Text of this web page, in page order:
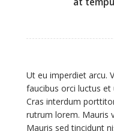
Ut eu imperdiet arcu.
faucibus orci luctus et
Cras interdum
rutrum lorem. Mauris
Mauris sed tincidunt